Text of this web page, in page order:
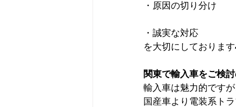
・原因の切り分け
・誠実な対応
を大切にしておりま
関東で輸入車をご検
輸入車は魅力的ですが
国産車より電装系ト